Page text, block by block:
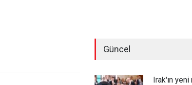
Güncel
Irak'ın